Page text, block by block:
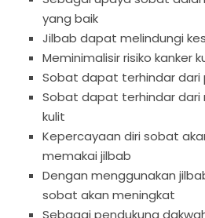
yang baik
Jilbab dapat melindungi
Meminimalisir risiko kanker
Sobat dapat terhindar dari
Sobat dapat terhindar dari
kulit
Kepercayaan diri sobat
memakai jilbab
Dengan menggunakan
sobat akan meningkat
Sebagai pendukung